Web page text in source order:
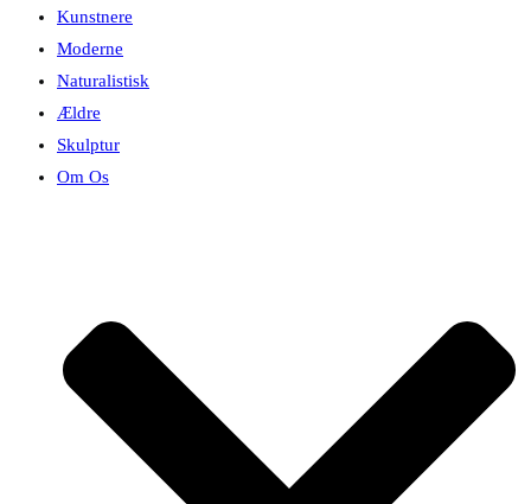
Kunstnere
Moderne
Naturalistisk
Ældre
Skulptur
Om Os